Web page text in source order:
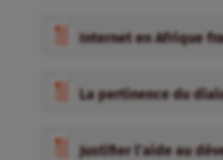
Internet en Afrique
La pertinence du
Justifier l’aide au